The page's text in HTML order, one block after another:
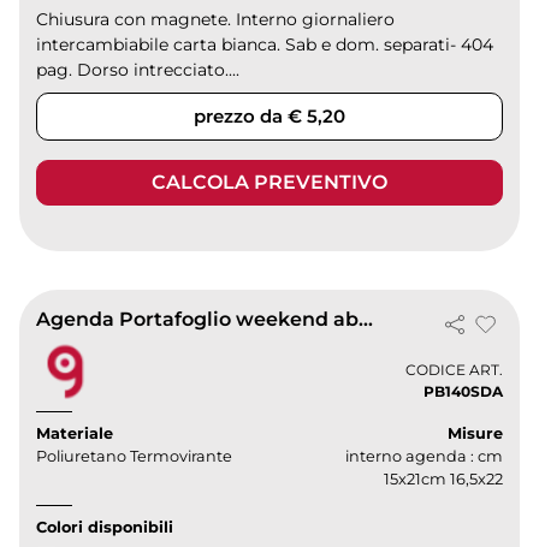
Chiusura con magnete. Interno giornaliero
intercambiabile carta bianca. Sab e dom. separati- 404
pag. Dorso intrecciato....
prezzo da € 5,20
CALCOLA PREVENTIVO
Agenda Portafoglio weekend abbinati
CODICE ART.
PB140SDA
Materiale
Poliuretano Termovirante
Misure
interno agenda : cm
15x21cm 16,5x22
Colori disponibili